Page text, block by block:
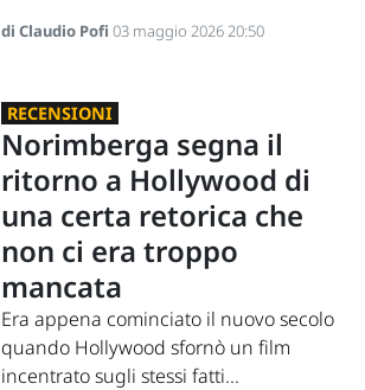
di Claudio Pofi 03 maggio 2026 20:50
RECENSIONI
Norimberga segna il
ritorno a Hollywood di
una certa retorica che
non ci era troppo
mancata
Era appena cominciato il nuovo secolo
quando Hollywood sfornò un film
incentrato sugli stessi fatti...